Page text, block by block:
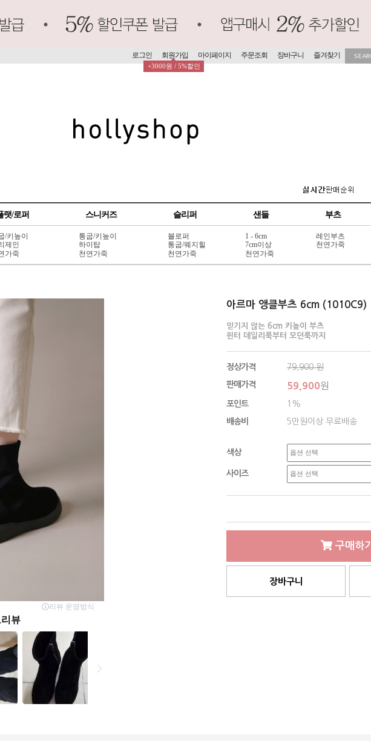
로그인 회원가입
+3000원 / 5%할인
마이페이지 주문조회 장바구니 즐겨찾기
랫/로퍼 스니커즈 슬리퍼 샌들 부츠
/키높이
제인
가죽
통굽/키높이
하이탑
천연가죽
블로퍼
통굽/웨지힐
천연가죽
1 - 6cm
7cm이상
천연가죽
레인부츠
천연가죽
아르마 앵클부츠 6cm (1010C9)
믿기지 않는 6cm 키높이 부츠
윈터 데일리룩부터 모던룩까지
정상가격 79,900원
판매가격 59,900원
포인트 1%
배송비 5만원이상 무료배송
색상
사이즈
구매하기
장바구니